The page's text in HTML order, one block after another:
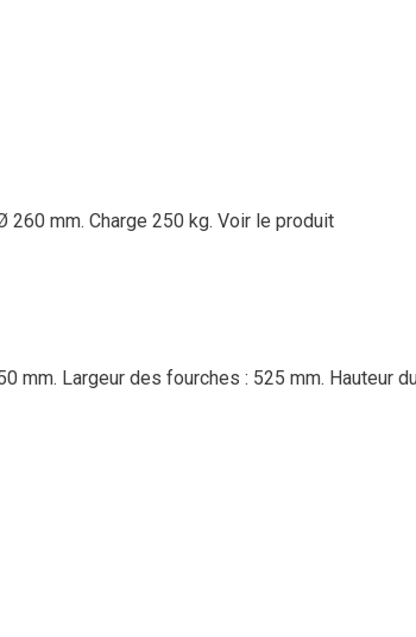
mm. Charge 250 kg. Voir le produit
mm. Largeur des fourches : 525 mm. Hauteur